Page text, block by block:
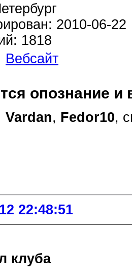
2010-06-22
1818
Вебсайт
опознание
Vardan, Fedor10,
22:48:51
клуба